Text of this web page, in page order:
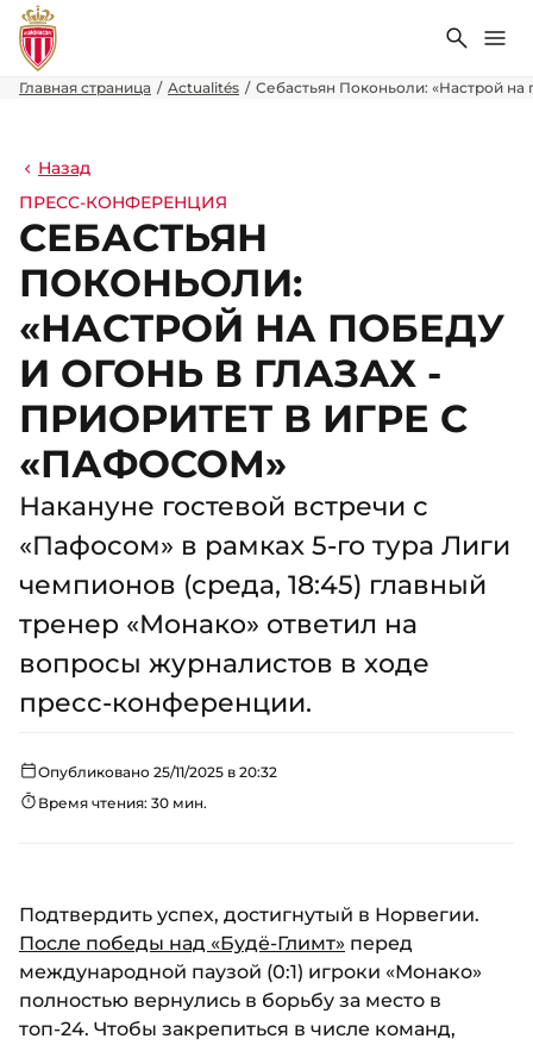
Поиск
Главная страница Actualités Себастьян Поконьоли: «Настрой на
Назад
ПРЕСС-КОНФЕРЕНЦИЯ
СЕБАСТЬЯН
ПОКОНЬОЛИ:
«НАСТРОЙ НА ПОБЕДУ
И ОГОНЬ В ГЛАЗАХ -
ПРИОРИТЕТ В ИГРЕ С
«ПАФОСОМ»
Накануне гостевой встречи с
«Пафосом» в рамках 5-го тура Лиги
чемпионов (среда, 18:45) главный
тренер «Монако» ответил на
вопросы журналистов в ходе
пресс-конференции.
Опубликовано 25/11/2025 в 20:32
Время чтения: 30 мин.
Подтвердить успех, достигнутый в Норвегии.
После победы над «Будё-Глимт» перед
международной паузой (0:1) игроки «Монако»
полностью вернулись в борьбу за место в
топ-24. Чтобы закрепиться в числе команд,